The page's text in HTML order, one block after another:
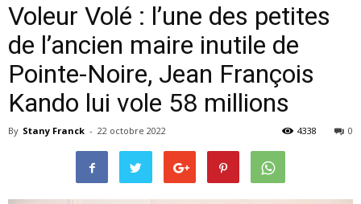
Voleur Volé : l’une des petites
de l’ancien maire inutile de
Pointe-Noire, Jean François
Kando lui vole 58 millions
By Stany Franck - 22 octobre 2022 0
4338